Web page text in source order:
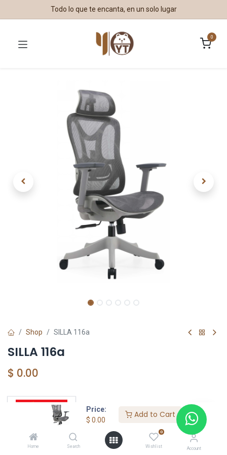
Price:
$ 0.00
Add to Cart
Home Search
0
Wishlist Account
Todo lo que te encanta, en un solo lugar
0
Shop SILLA 116a
SILLA 116a
$ 0.00
FÁBRICA DE SILLA